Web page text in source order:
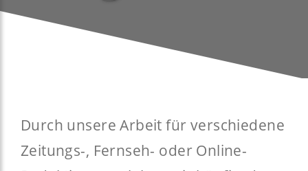
Durch unsere Arbeit für verschiedene
Zeitungs-, Fernseh- oder Online-